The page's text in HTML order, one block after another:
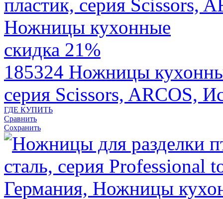
скидка 21%
185324 Ножницы
серия Scissors, ARCOS,
ГДЕ КУПИТЬ
Сравнить
Сохранить